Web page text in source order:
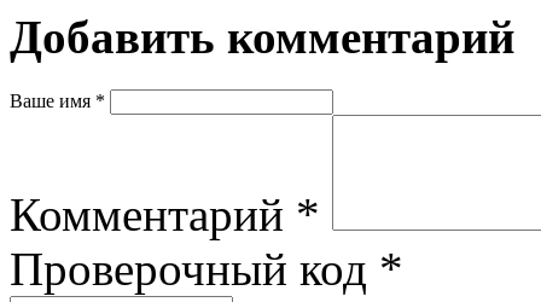
Добавить комментарий
Ваше имя *
Комментарий *
Проверочный код *